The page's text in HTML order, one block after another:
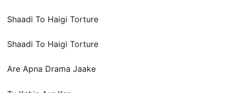
Shaadi To Haigi Torture
Shaadi To Haigi Torture
Are Apna Drama Jaake